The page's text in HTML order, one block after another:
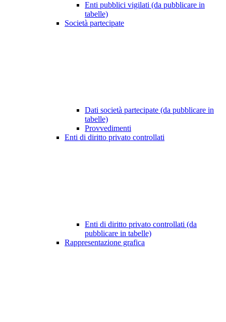
Enti pubblici vigilati (da pubblicare in
tabelle)
Società partecipate
Dati società partecipate (da pubblicare in
tabelle)
Provvedimenti
Enti di diritto privato controllati
Enti di diritto privato controllati (da
pubblicare in tabelle)
Rappresentazione grafica